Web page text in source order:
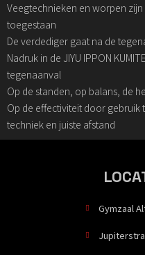
Veegtechnieken en worpen
toegestaan
De verdediger gaat na de
Nadruk in de JIYU IPPON
tegenaanval
Op de standen, op balans, de
Op de effectiviteit door gebruik
techniek en juiste afstand
Gymzaal